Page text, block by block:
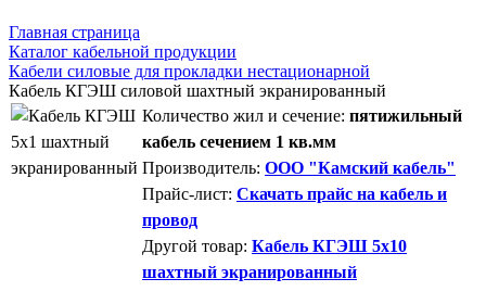
Главная страница
Каталог кабельной продукции
Кабели силовые для прокладки нестационарной
Кабель КГЭШ силовой шахтный экранированный
Количество жил и сечение: пятижильный
кабель сечением 1 кв.мм
Производитель: ООО "Камский кабель"
Прайс-лист: Скачать прайс на кабель и
провод
Другой товар: Кабель КГЭШ 5x10
шахтный экранированный